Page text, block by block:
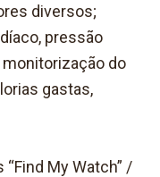
diversos;
pressão
monitorização do
gastas,
My Watch” /